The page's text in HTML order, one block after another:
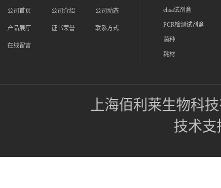
公司首页 公司介绍 公司动态
产品展厅 证书荣誉 联系方式
在线留言
elisa试剂盒
PCR检测试剂盒
菌种
耗材
上海佰利莱生物科
技术